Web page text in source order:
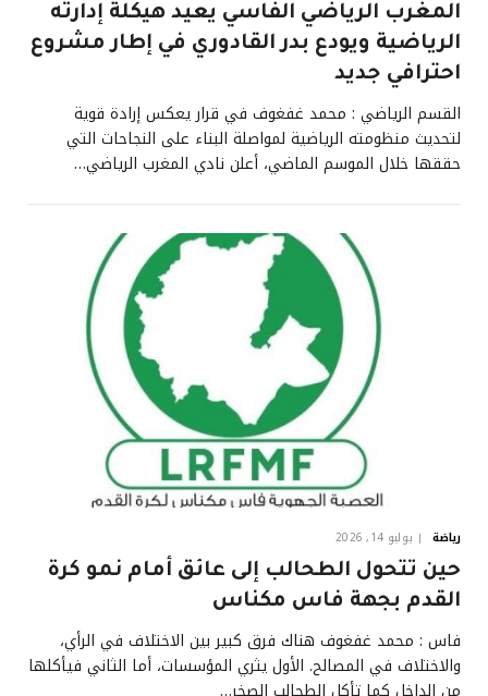
المغرب الرياضي الفاسي يعيد هيكلة إدارته
الرياضية ويودع بدر القادوري في إطار مشروع
احترافي جديد
القسم الرياضي : محمد غفغوف في قرار يعكس إرادة قوية
لتحديث منظومته الرياضية لمواصلة البناء على النجاحات التي
حققها خلال الموسم الماضي، أعلن نادي المغرب الرياضي…
رياضة يوليو 14, 2026
حين تتحول الطحالب إلى عائق أمام نمو كرة
القدم بجهة فاس مكناس
فاس : محمد غفغوف هناك فرق كبير بين الاختلاف في الرأي،
والاختلاف في المصالح. الأول يثري المؤسسات، أما الثاني فيأكلها